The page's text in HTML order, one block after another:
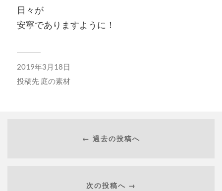
日々が
安寧でありますように！
2019年3月18日
投稿先 庭の素材
← 過去の投稿へ
次の投稿へ →